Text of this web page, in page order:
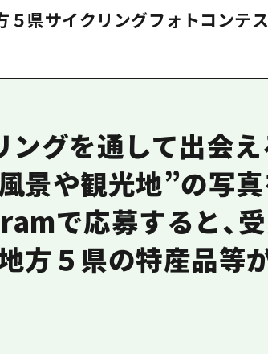
５県サイクリングフォトコンテス
ングを通して出会
景や観光地”の写
で応募すると、
方５県の特産品等